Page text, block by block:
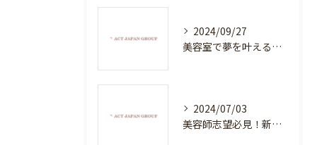
2024/09/27
美容室で夢を叶える！自分を磨く新たなチャンス
2024/07/03
美容師志望必見！新たな価値を創造する美容室でハイレベルな技術を学べる環境